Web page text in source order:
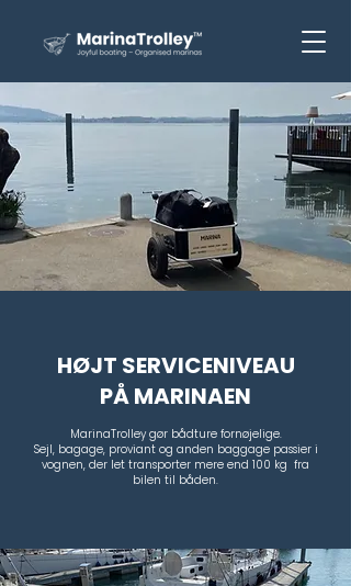
HØJT SERVICENIVEAU
PÅ MARINAEN
MarinaTrolley gør bådture fornøjelige.
Sejl, bagage, proviant og anden baggage passier i
vognen, der let transporter mere end 100 kg fra
bilen til båden.